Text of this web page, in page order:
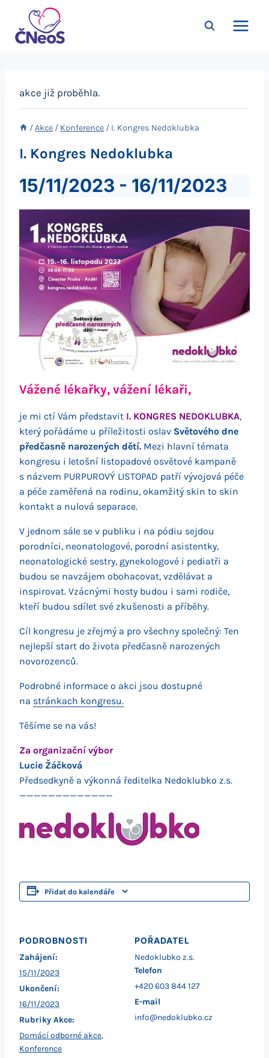
Přeskočit
obsah
akce již proběhla.
/ Akce / Konference / I. Kongres Nedoklubka
I. Kongres Nedoklubka
15/11/2023 - 16/11/2023
Vážené lékařky, vážení lékaři,
je mi ctí Vám představit I. KONGRES NEDOKLUBKA,
který pořádáme u příležitosti oslav Světového dne
předčasně narozených dětí. Mezi hlavní témata
kongresu i letošní listopadové osvětové kampaně
s názvem PURPUROVÝ LISTOPAD patří vývojová péče
a péče zaměřená na rodinu, okamžitý skin to skin
kontakt a nulová separace.
V jednom sále se v publiku i na pódiu sejdou
porodníci, neonatologové, porodní asistentky,
neonatologické sestry, gynekologové i pediatři a
budou se navzájem obohacovat, vzdělávat a
inspirovat. Vzácnými hosty budou i sami rodiče,
kteří budou sdílet své zkušenosti a příběhy.
Cíl kongresu je zřejmý a pro všechny společný: Ten
nejlepší start do života předčasně narozených
novorozenců.
Podrobné informace o akci jsou dostupné
na stránkach kongresu.
Těšíme se na vás!
Za organizační výbor
Lucie Žáčková
Předsedkyně a výkonná ředitelka Nedoklubko z.s.
—————————————
Přidat do kalendáře
PODROBNOSTI
Zahájení:
15/11/2023
Ukončení:
16/11/2023
Rubriky Akce:
Domácí odborné akce,
Konference
POŘADATEL
Nedoklubko z.s.
Telefon
+420 603 844 127
E-mail
info@nedoklubko.cz